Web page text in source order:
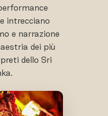
intrecciano
e narrazione
dei più
dello Sri